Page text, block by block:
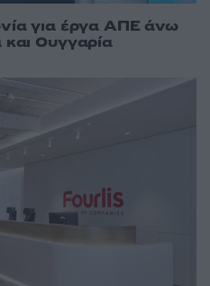
για έργα ΑΠΕ άνω
Ουγγαρία